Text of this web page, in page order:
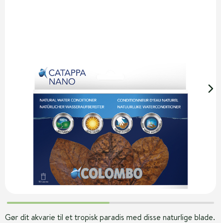
Gør dit akvarie til et tropisk paradis med disse naturlige blade.